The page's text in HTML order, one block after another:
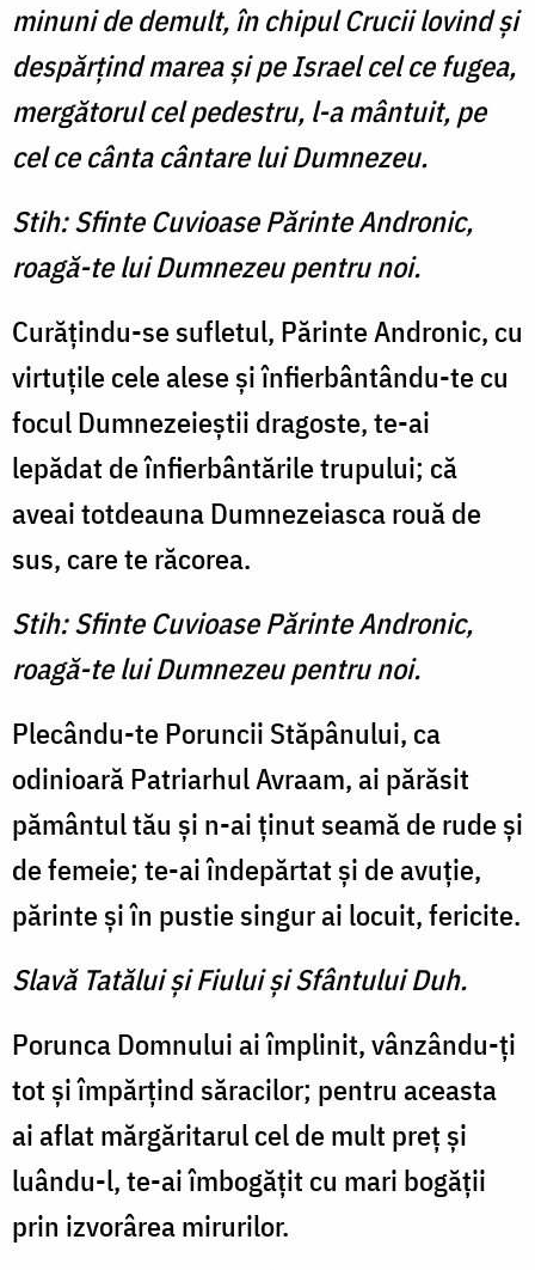
minuni de demult, în chipul Crucii lovind şi
despărţind marea şi pe Israel cel ce fugea,
mergătorul cel pedestru, l-a mântuit, pe
cel ce cânta cântare lui Dumnezeu.
Stih: Sfinte Cuvioase Părinte Andronic,
roagă-te lui Dumnezeu pentru noi.
Curăţindu-se sufletul, Pă­rinte Andronic, cu
virtu­ţile cele alese şi înfierbântându-te cu
focul Dumnezeieştii dragoste, te-ai
lepădat de înfierbântările trupului; că
aveai totdeauna Dumnezeiasca rouă de
sus, care te răcorea.
Stih: Sfinte Cuvioase Părinte Andronic,
roagă-te lui Dumnezeu pentru noi.
Plecându-te Poruncii Stăpâ­nului, ca
odinioară Patriarhul Avraam, ai părăsit
pământul tău şi n-ai ţinut seamă de rude şi
de femeie; te-ai îndepărtat şi de avuţie,
părinte şi în pustie sin­gur ai locuit, fericite.
Slavă Tatălui şi Fiului şi Sfântului Duh.
Porunca Domnului ai împli­nit, vânzându-ţi
tot şi împăr­ţind săracilor; pentru aceasta
ai aflat mărgăritarul cel de mult preţ şi
luându-l, te-ai îmbogăţit cu mari bogăţii
prin izvorârea mirurilor.